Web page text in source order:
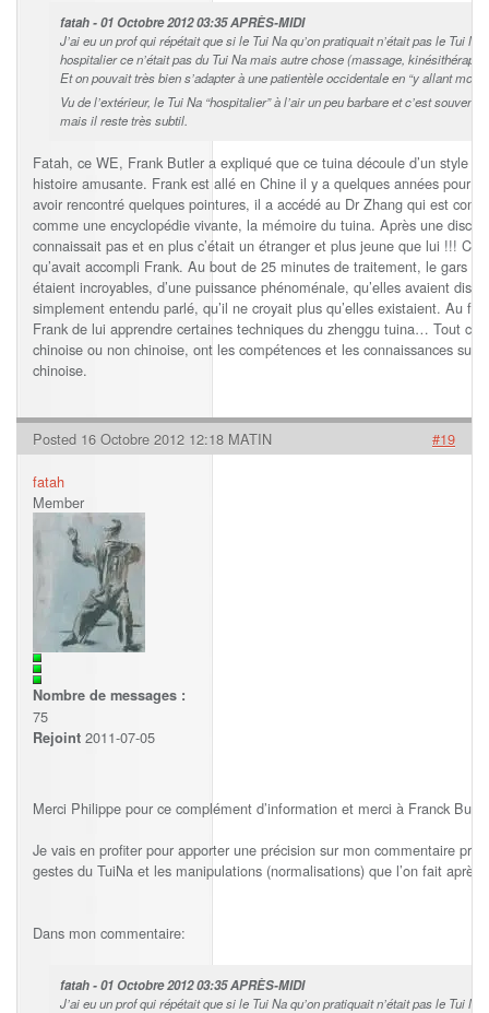
fatah - 01 Octobre 2012 03:35 APRÈS-MIDI
J’ai eu un prof qui répétait que si le Tui Na qu’on pratiquait n’était pas le Tui
hospitalier ce n’était pas du Tui Na mais autre chose (massage,
Et on pouvait très bien s’adapter à une patientèle occidentale en “y allant
Vu de l’extérieur, le Tui Na “hospitalier” à l’air un peu barbare et c’est souvent
mais il reste très subtil.
Fatah, ce WE, Frank Butler a expliqué que ce tuina découle d’un style
histoire amusante. Frank est allé en Chine il y a quelques années pour
avoir rencontré quelques pointures, il a accédé au Dr Zhang qui est
comme une encyclopédie vivante, la mémoire du tuina. Après une
connaissait pas et en plus c’était un étranger et plus jeune que lui !!!
qu’avait accompli Frank. Au bout de 25 minutes de traitement, le gars
étaient incroyables, d’une puissance phénoménale, qu’elles avaient
simplement entendu parlé, qu’il ne croyait plus qu’elles existaient. Au
Frank de lui apprendre certaines techniques du zhenggu tuina… Tout
chinoise ou non chinoise, ont les compétences et les connaissances
chinoise.
Posted 16 Octobre 2012 12:18 MATIN #19
fatah
Member
Nombre de messages :
75
Rejoint 2011-07-05
Merci Philippe pour ce complément d’information et merci à Franck
Je vais en profiter pour apporter une précision sur mon commentaire
gestes du TuiNa et les manipulations (normalisations) que l’on fait après
Dans mon commentaire:
fatah - 01 Octobre 2012 03:35 APRÈS-MIDI
J’ai eu un prof qui répétait que si le Tui Na qu’on pratiquait n’était pas le Tui